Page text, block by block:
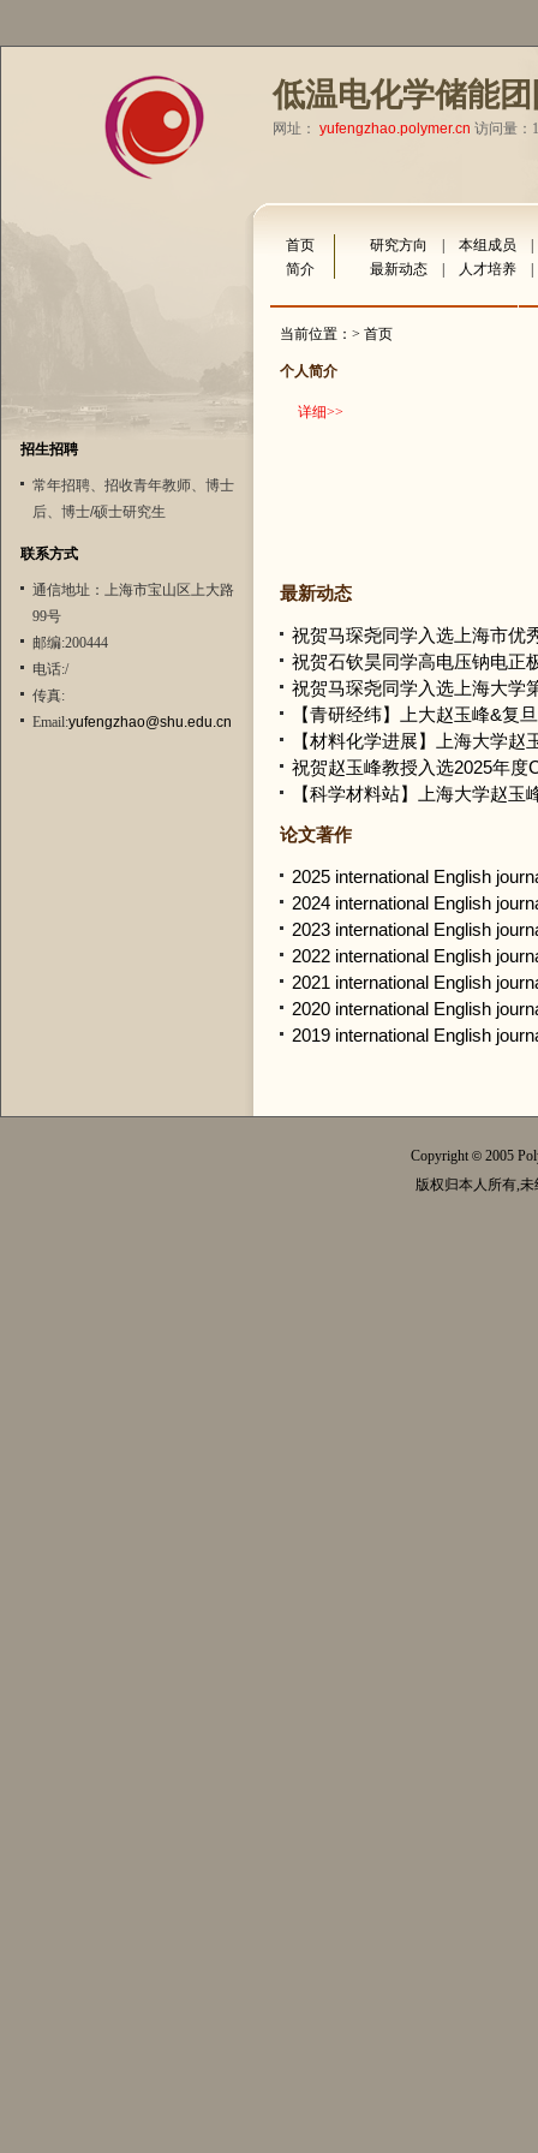
低温电化学储能
网址： yufengzhao.polymer.cn 访问量：
招生招聘
常年招聘、招收青年教师、博士
后、博士/硕士研究生
联系方式
通信地址：上海市宝山区上大路
99号
邮编:200444
电话:/
传真:
Email:yufengzhao@shu.edu.cn
首页 研究方向 本组成员
简介
最新动态 人才培养
当前位置：> 首页
个人简介
详细>>
最新动态
祝贺马琛尧同学入选上海市优
祝贺石钦昊同学高电压钠电正
祝贺马琛尧同学入选上海大学
【青研经纬】上大赵玉峰&复
【材料化学进展】上海大学
祝贺赵玉峰教授入选2025年度
【科学材料站】上海大学赵
论文著作
2025 international English
2024 international English
2023 international English
2022 international English
2021 international English
2020 international English
2019 international English
Copyright© 2005
版权归本人所有,